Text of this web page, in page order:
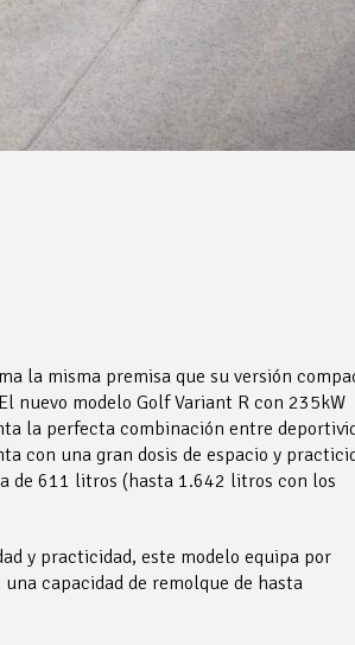
la misma premisa que su versión
nuevo modelo Golf Variant R con 235kW
la perfecta combinación entre
con una gran dosis de espacio y
de 611 litros (hasta 1.642 litros con los
y practicidad, este modelo equipa por
capacidad de remolque de hasta